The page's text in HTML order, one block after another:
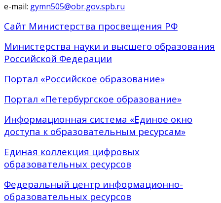
e-mail: gymn505@obr.gov.spb.ru
Сайт Министерства просвещения РФ
Министерства науки и высшего образования
Российской Федерации
Портал «Российское образование»
Портал «Петербургское образование»
Информационная система «Единое окно
доступа к образовательным ресурсам»
Единая коллекция цифровых
образовательных ресурсов
Федеральный центр информационно-
образовательных ресурсов